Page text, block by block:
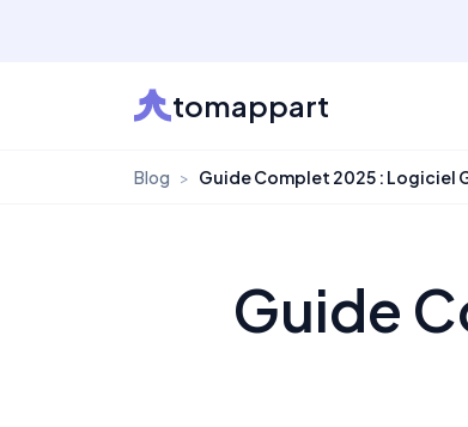
tomappart
Blog > Guide Complet 2025 : Logiciel
Guide